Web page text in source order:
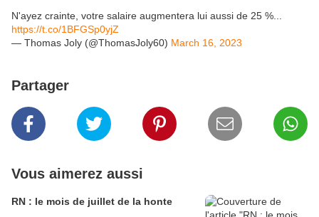
N'ayez crainte, votre salaire augmentera lui aussi de 25 %...
https://t.co/1BFGSp0yjZ
— Thomas Joly (@ThomasJoly60) March 16, 2023
Partager
Vous aimerez aussi
RN : le mois de juillet de la honte